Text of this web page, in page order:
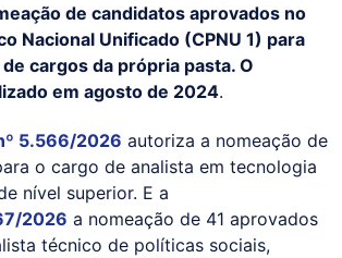
de candidatos aprovados no
Nacional Unificado (CPNU 1) para
cargos da própria pasta. O
em agosto de 2024.
5.566/2026 autoriza a nomeação de
o cargo de analista em tecnologia
nível superior. E a
2026 a nomeação de 41 aprovados
técnico de políticas sociais,